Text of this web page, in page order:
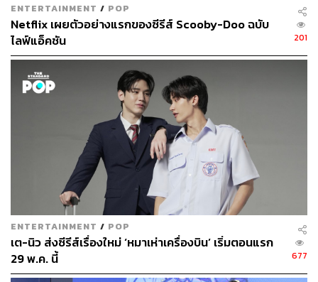
ENTERTAINMENT / POP
Netflix เผยตัวอย่างแรกของซีรีส์ Scooby-Doo ฉบับ
ไลฟ์แอ็คชัน
201
ENTERTAINMENT / POP
เต-นิว ส่งซีรีส์เรื่องใหม่ ‘หมาเห่าเครื่องบิน’ เริ่มตอนแรก
29 พ.ค. นี้
677